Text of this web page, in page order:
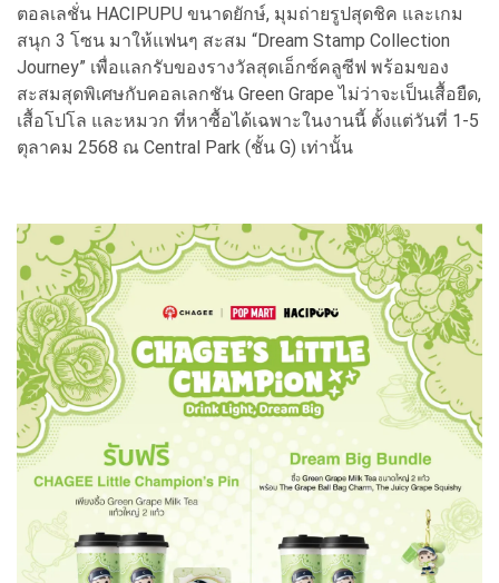
ตอลเลชั่น HACIPUPU ขนาดยักษ์, มุมถ่ายรูปสุดชิค และเกม
สนุก 3 โซน มาให้แฟนๆ สะสม “Dream Stamp Collection
Journey” เพื่อแลกรับของรางวัลสุดเอ็กซ์คลูซีฟ พร้อมของ
สะสมสุดพิเศษกับคอลเลกชัน Green Grape ไม่ว่าจะเป็นเสื้อยืด,
เสื้อโปโล และหมวก ที่หาซื้อได้เฉพาะในงานนี้ ตั้งแต่วันที่ 1-5
ตุลาคม 2568 ณ Central Park (ชั้น G) เท่านั้น